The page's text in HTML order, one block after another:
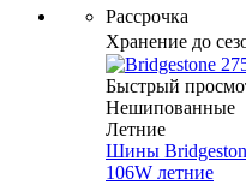
Рассрочка
Хранение до
Быстрый
Нешипованные
Летние
Шины
106W летние